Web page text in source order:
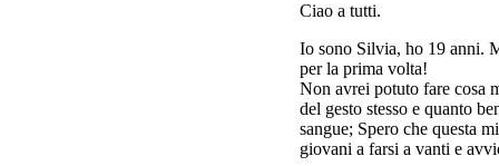
Ciao a tutti.
Io sono Silvia, ho 19 anni.
per la prima volta!
Non avrei potuto fare cosa
del gesto stesso e quanto
sangue; Spero che questa
giovani a farsi a vanti e